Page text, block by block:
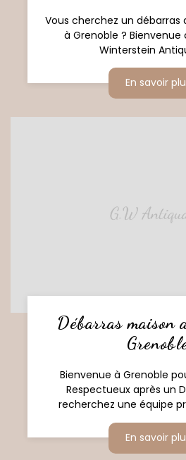
Vous cherchez un
à Grenoble ? Bienvenue
Winterstein
En savoir
Débarras maison
Bienvenue à Grenoble
Respectueux après un
recherchez une équipe
En savoir